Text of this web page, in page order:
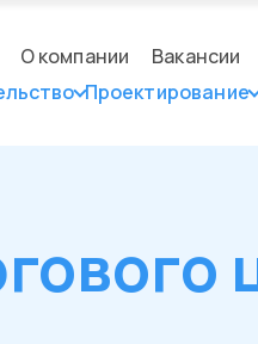
О компании Вакансии
Проектирование